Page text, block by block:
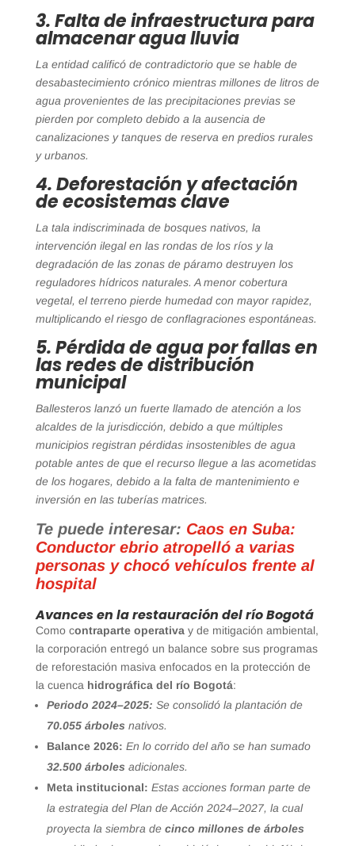
3. Falta de infraestructura para
almacenar agua lluvia
La entidad calificó de contradictorio que se hable de
desabastecimiento crónico mientras millones de litros de
agua provenientes de las precipitaciones previas se
pierden por completo debido a la ausencia de
canalizaciones y tanques de reserva en predios rurales
y urbanos.
4. Deforestación y afectación
de ecosistemas clave
La tala indiscriminada de bosques nativos, la
intervención ilegal en las rondas de los ríos y la
degradación de las zonas de páramo destruyen los
reguladores hídricos naturales. A menor cobertura
vegetal, el terreno pierde humedad con mayor rapidez,
multiplicando el riesgo de conflagraciones espontáneas.
5. Pérdida de agua por fallas en
las redes de distribución
municipal
Ballesteros lanzó un fuerte llamado de atención a los
alcaldes de la jurisdicción, debido a que múltiples
municipios registran pérdidas insostenibles de agua
potable antes de que el recurso llegue a las acometidas
de los hogares, debido a la falta de mantenimiento e
inversión en las tuberías matrices.
Te puede interesar: Caos en Suba:
Conductor ebrio atropelló a varias
personas y chocó vehículos frente al
hospital
Avances en la restauración del río Bogotá
Como contraparte operativa y de mitigación ambiental,
la corporación entregó un balance sobre sus programas
de reforestación masiva enfocados en la protección de
la cuenca hidrográfica del río Bogotá:
Periodo 2024–2025: Se consolidó la plantación de
70.055 árboles nativos.
Balance 2026: En lo corrido del año se han sumado
32.500 árboles adicionales.
Meta institucional: Estas acciones forman parte de
la estrategia del Plan de Acción 2024–2027, la cual
proyecta la siembra de cinco millones de árboles